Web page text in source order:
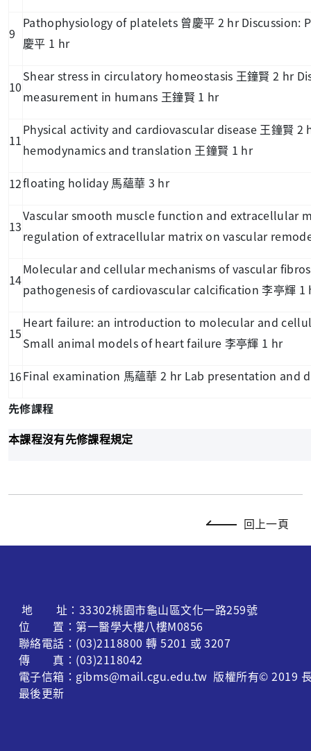
9
Pathophysiology of platelets 曾慶平 2 hr Discussion:
慶平 1 hr
10
Shear stress in circulatory homeostasis 王鐘賢 2 hr
measurement in humans 王鐘賢 1 hr
11
Physical activity and cardiovascular disease 王鐘賢 2
hemodynamics and translation 王鐘賢 1 hr
12floating holiday 馬蘊華 3 hr
13
Vascular smooth muscle function and extracellular
regulation of extracellular matrix on vascular
14
Molecular and cellular mechanisms of vascular
pathogenesis of cardiovascular calcification李亭輝 1
15
Heart failure: an introduction to molecular and
Small animal models of heart failure 李亭輝 1 hr
16Final examination 馬蘊華 2 hr Lab presentation and
先修課程
本課程沒有先修課程規定
回上一頁
地 址：33302桃園市龜山區文化一路259號
位 置：第一醫學大樓八樓M0856
聯絡電話：(03)2118800 轉 5201 或 3207
傳 真：(03)2118042
電子信箱：gibms@mail.cgu.edu.tw 版權所有© 2019
最後更新